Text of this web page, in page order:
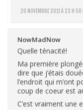
20 NOVEMBRE 2011 À 23 H 50
NowMadNow
Quelle ténacité!
Ma première
dire que j’étais
l’endroit qui m’ont
coup de coeur est
C’est vraiment une